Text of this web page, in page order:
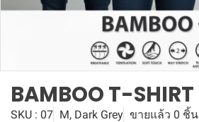
BAMBOO T-SHIRT
SKU : 07 M, Dark Grey ขายแล้ว 0 ชิ้น